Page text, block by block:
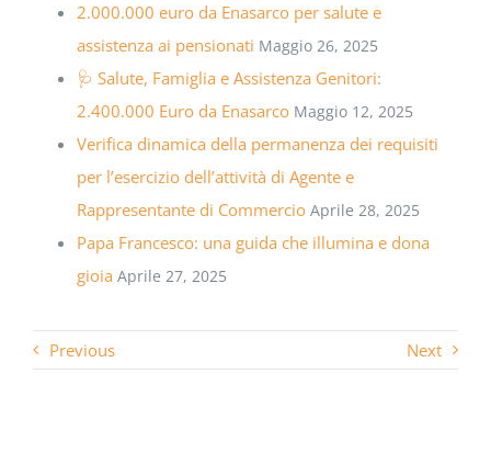
2.000.000 euro da Enasarco per salute e
assistenza ai pensionati Maggio 26, 2025
🩺 Salute, Famiglia e Assistenza Genitori:
2.400.000 Euro da Enasarco Maggio 12, 2025
Verifica dinamica della permanenza dei requisiti
per l’esercizio dell’attività di Agente e
Rappresentante di Commercio Aprile 28, 2025
Papa Francesco: una guida che illumina e dona
gioia Aprile 27, 2025
Previous Next